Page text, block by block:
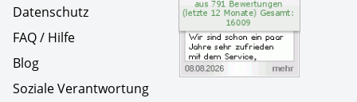
Datenschutz
FAQ / Hilfe
Blog
Soziale Verantwortung